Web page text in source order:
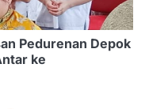
Pedurenan Depok
ke